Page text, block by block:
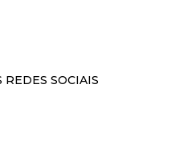
REDES SOCIAIS